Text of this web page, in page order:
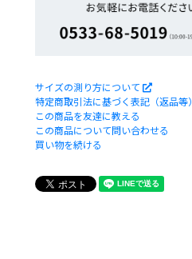
サイズの測り方について
特定商取引法に基づく表記（返品等）
この商品を友達に教える
この商品について問い合わせる
買い物を続ける